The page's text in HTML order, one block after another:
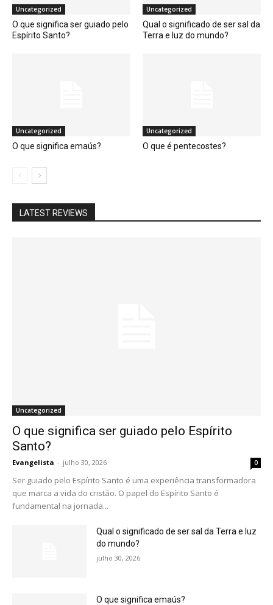
Uncategorized
O que significa ser guiado pelo
Espírito Santo?
Uncategorized
Qual o significado de ser sal da
Terra e luz do mundo?
Uncategorized
O que significa emaús?
Uncategorized
O que é pentecostes?
LATEST REVIEWS
Uncategorized
O que significa ser guiado pelo Espírito
Santo?
Evangelista - julho 30, 2026 0
Ser guiado pelo Espírito Santo é uma experiência transformadora
que marca a vida do cristão. O papel do Espírito Santo é
fundamental na jornada...
Qual o significado de ser sal da Terra e luz
do mundo?
julho 30, 2026
O que significa emaús?